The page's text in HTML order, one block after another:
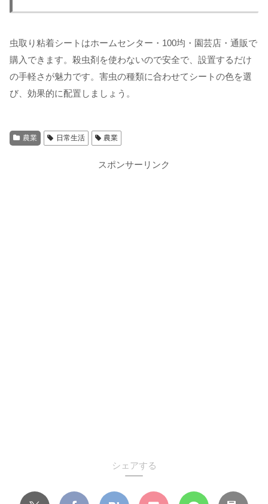
虫取り粘着シートはホームセンター・100均・園芸店・通販で
購入できます。殺虫剤を使わないので安全で、設置するだけ
の手軽さが魅力です。害虫の種類に合わせてシートの色を選
び、効果的に配置しましょう。
農業 日常生活 農業
スポンサーリンク
シェアする